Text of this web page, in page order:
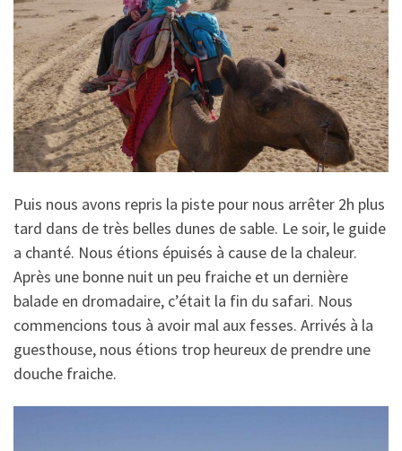
Puis nous avons repris la piste pour nous arrêter 2h plus
tard dans de très belles dunes de sable. Le soir, le guide
a chanté. Nous étions épuisés à cause de la chaleur.
Après une bonne nuit un peu fraiche et un dernière
balade en dromadaire, c’était la fin du safari. Nous
commencions tous à avoir mal aux fesses. Arrivés à la
guesthouse, nous étions trop heureux de prendre une
douche fraiche.